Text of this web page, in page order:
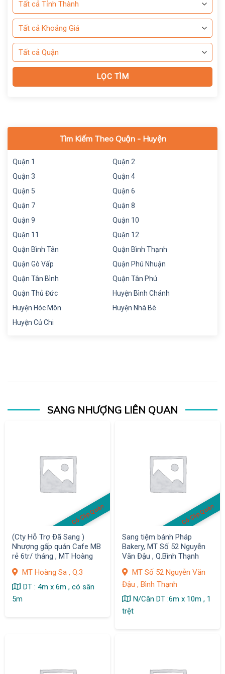
Tìm Kiếm Theo Quận - Huyện
Quận 1
Quận 2
Quận 3
Quận 4
Quận 5
Quận 6
Quận 7
Quận 8
Quận 9
Quận 10
Quận 11
Quận 12
Quận Bình Tân
Quận Bình Thạnh
Quận Gò Vấp
Quận Phú Nhuận
Quận Tân Bình
Quận Tân Phú
Quận Thủ Đức
Huyện Bình Chánh
Huyện Hóc Môn
Huyện Nhà Bè
Huyện Củ Chi
SANG NHƯỢNG LIÊN QUAN
Có Clip Quán
(Cty Hỗ Trợ Đã Sang )
Nhượng gấp quán Cafe MB
rẻ 6tr/ tháng , MT Hoàng
MT Hoàng Sa , Q.3
DT : 4m x 6m , có sân
5m
Có Clip Quán
Sang tiệm bánh Pháp
Bakery, MT Số 52 Nguyễn
Văn Đậu , Q.Bình Thạnh
MT Số 52 Nguyễn Văn
Đậu , Bình Thạnh
N/Căn DT :6m x 10m , 1
trệt